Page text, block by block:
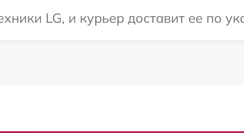
LG, и курьер доставит ее по